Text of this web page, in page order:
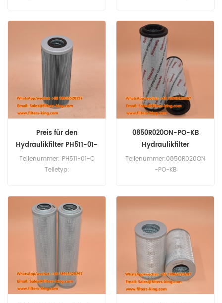
Baldwin BT8876-MPG.
Teilenummer: HF6586
Teilname: Hydraulikfilter
Marke: Fleetguard
0140D005BN4H,
140D005BN4H Teilname:
Hydraulikfilter Marke: Hydac
Preis für den
Hydraulikfilter PH511-01-
C
Teilenummer: PH511-01-C
Teiletyp:
Mindestbestellmenge: 60
Stück
0850R020ON-PO-KB
Hydraulikfilter
Kreuzreferenz
0850R020ONPOKB
Teilenummer:0850R020ON
-PO-KB